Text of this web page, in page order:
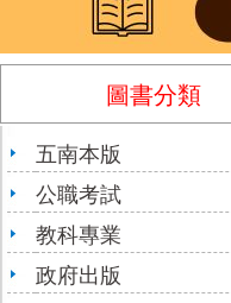
圖書分類
五南本版
公職考試
教科專業
政府出版